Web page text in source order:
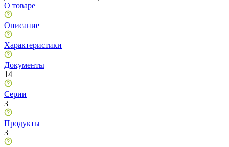
О товаре
Описание
Характеристики
Документы
14
Серии
3
Продукты
3